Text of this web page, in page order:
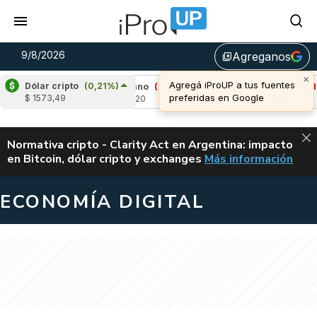
9/8/2026 library_addAgreganos
×
Agregá iProUP a tus fuentes
preferidas en Google
Dólar cripto (0,21%)
$ 1573,49
Cardano
(-1,39%)
Avalanche (-
u$s 6,46
ALERTA
Normativa cripto - Clarity Act en Argentina: impacto
en Bitcoin, dólar cripto y exchanges CLARITY ACT EN
Más información
ECONOMÍA DIGITAL